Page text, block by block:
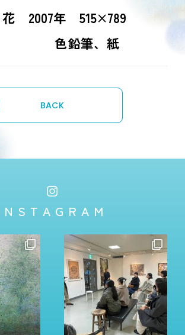
花 2007年 515×789
筆、紙
BACK